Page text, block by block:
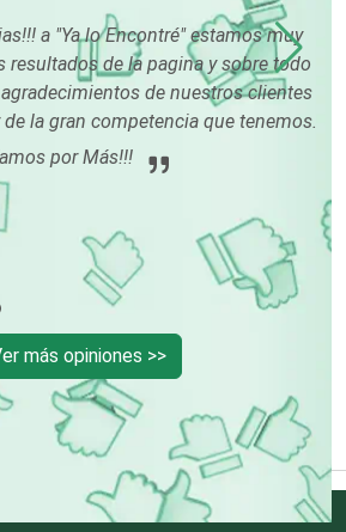
y Plomería
y Ascensores
y Embalajes
Limpieza
a "Ya lo Encontré" estamos muy
resultados de la pagina y sobre todo
de nuestros clientes
la gran competencia que tenemos.
por Más!!!
más opiniones >>